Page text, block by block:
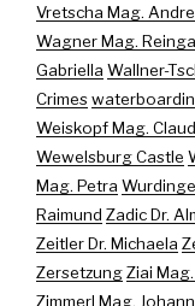
Vretscha Mag.
Wagner Mag.
Gabriella Wallner-
Crimes
Weiskopf Mag.
Wewelsburg Castle
Mag. Petra
Raimund Zadic Dr.
Zeitler Dr. Michaela
ZersetzungZiai
Zimmerl Mag.